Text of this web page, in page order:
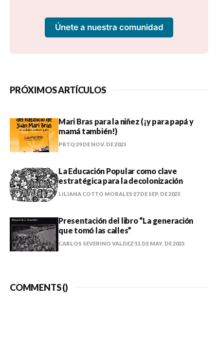
Únete a nuestra comunidad
PRÓXIMOS ARTÍCULOS
Mari Bras para la niñez (¡y para papá y
mamá también!)
PRTQ 29 DE NOV. DE 2023
La Educación Popular como clave
estratégica para la decolonización
LILIANA COTTO MORALES 27 DE SEP. DE 2023
Presentación del libro “La generación
que tomó las calles”
CARLOS SEVERINO VALDEZ 11 DE MAY. DE 2023
COMMENTS ()